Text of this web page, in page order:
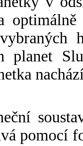
planet
pomocí